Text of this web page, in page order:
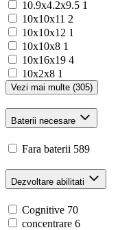
10.9x4.2x9.5 1
10x10x11 2
10x10x12 1
10x10x8 1
10x16x19 4
10x2x8 1
Vezi mai multe (305)
Baterii necesare
Fara baterii 589
Dezvoltare abilitati
Cognitive 70
concentrare 6